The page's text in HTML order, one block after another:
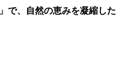
で、自然の恵みを凝縮した